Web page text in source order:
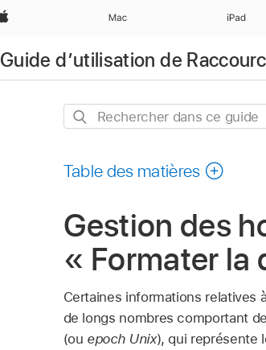
Apple Mac iPad
Guide d’utilisation de
Rechercher
guide
Table des matières
Gestion des
« Formater la
Certaines informations relatives
de longs nombres comportant
(ou epoch Unix), qui représente